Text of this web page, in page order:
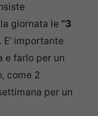
giornata le “3
. E’ importante
e farlo per un
come 2
per un